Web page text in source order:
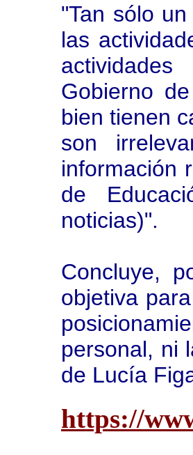
"Tan sólo
las
Gobierno
bien tienen
son
información
de
noticias)".
Concluye,
objetiva
personal, ni
de Lucía
https://